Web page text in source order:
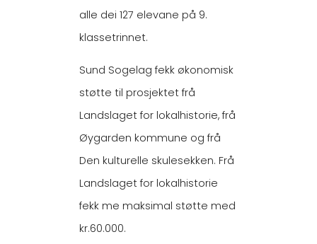
alle dei 127 elevane på 9.
klassetrinnet.
Sund Sogelag fekk økonomisk
støtte til prosjektet frå
Landslaget for lokalhistorie, frå
Øygarden kommune og frå
Den kulturelle skulesekken. Frå
Landslaget for lokalhistorie
fekk me maksimal støtte med
kr.60.000.